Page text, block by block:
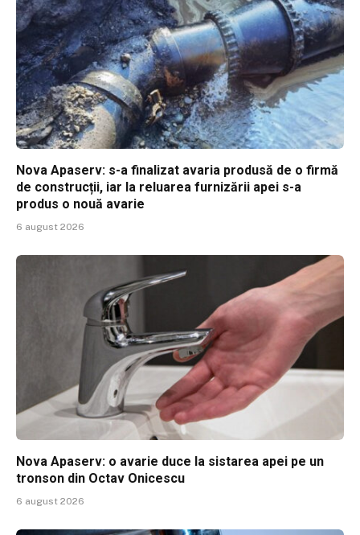
Nova Apaserv: s-a finalizat avaria produsă de o firmă
de construcții, iar la reluarea furnizării apei s-a
produs o nouă avarie
6 august 2026
Nova Apaserv: o avarie duce la sistarea apei pe un
tronson din Octav Onicescu
6 august 2026